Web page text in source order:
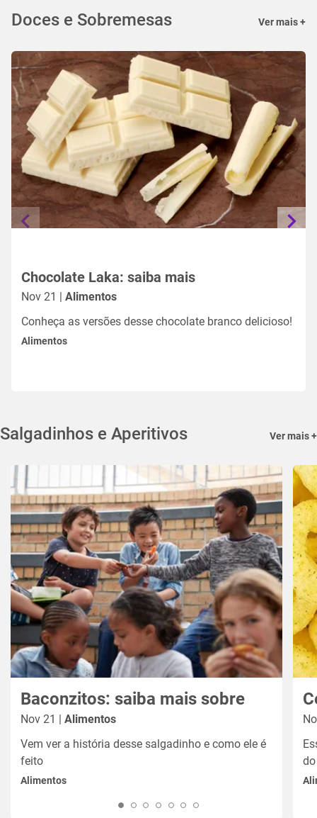
Doces e Sobremesas Ver mais +
Chocolate Laka: saiba mais
Nov 21 | Alimentos
Conheça as versões desse chocolate branco delicioso!
Alimentos
Salgadinhos e Aperitivos Ver mais +
Baconzitos: saiba mais sobre
Nov 21 | Alimentos
Vem ver a história desse salgadinho e como ele é
feito
Alimentos